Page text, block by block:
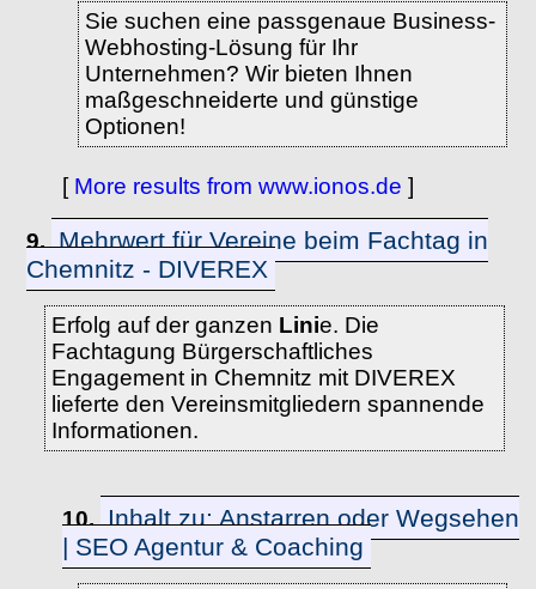
Sie suchen eine passgenaue Business-
Webhosting-Lösung für Ihr
Unternehmen? Wir bieten Ihnen
maßgeschneiderte und günstige
Optionen!
[ More results from www.ionos.de ]
9. Mehrwert für Vereine beim Fachtag in
Chemnitz - DIVEREX
Erfolg auf der ganzen Linie. Die
Fachtagung Bürgerschaftliches
Engagement in Chemnitz mit DIVEREX
lieferte den Vereinsmitgliedern spannende
Informationen.
10. Inhalt zu: Anstarren oder Wegsehen
| SEO Agentur & Coaching